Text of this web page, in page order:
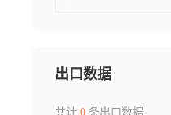
出口数据
共计 0条出口数据